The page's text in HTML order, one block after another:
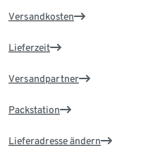
Versandkosten
Lieferzeit
Versandpartner
Packstation
Lieferadresse ändern